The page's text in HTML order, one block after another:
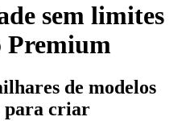
sem limites
Premium
de modelos
para criar